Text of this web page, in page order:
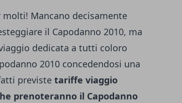
molti! Mancano decisamente
il Capodanno 2010, ma
dedicata a tutti coloro
2010 concedendosi una
previste tariffe viaggio
prenoteranno il Capodanno